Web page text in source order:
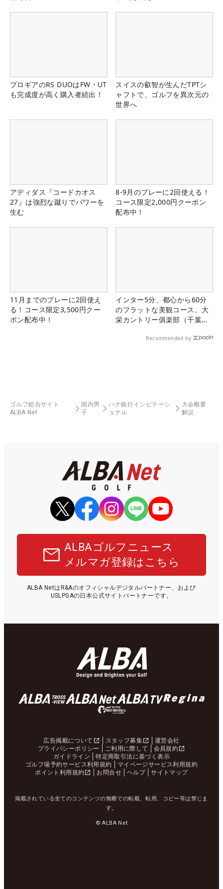
プロギアのRS DUOはFW・UT
も完成度が高く購入者続出！
スイスの叡智が生んだTPTシ
ャフトで、ゴルフを異次元の
世界へ
アディダス『コードカオス
27』は強烈な蹴りでパワーを
生む
8-9月のプレーに2回使える！
コース限定2,000円クーポン
配布中！
11月までのプレーに2回使え
る！コース限定3,500円クー
ポン配布中！
インター5分、都心から60分
のフラットな美観コース。大
栄カントリー俱楽部（千葉
Recommended by
ゴルフ総合サイト
ALBA Net
国内男
子
ハナ銀行インビテーシ
ョナル
大会概要
解説
ALBAゴルフニュース
メルマガ登録はこちら
ALBA NetはR&Aのオフィシャルデジタルパートナー、および
USLPGAの日本公式サイトパートナーです。
広告掲載について スタッフ募集
運営会社
プライバシーポリシー
ご利用に際して
会員規約
ガイドライン
特定商取引法に基づく表示
ゴルフ場予約サービス利用規約
マイページサービス利用規約
ポイント利用規約
お問合せ ヘルプ サイトマップ
掲載されている全てのコンテンツの無断での転載、転用、コピー等は禁じま
す。
© ALBA Net